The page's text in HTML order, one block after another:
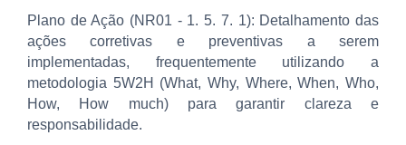
Plano de Ação (NR01 - 1. 5. 7. 1): Detalhamento das
ações corretivas e preventivas a serem
implementadas, frequentemente utilizando a
metodologia 5W2H (What, Why, Where, When, Who,
How, How much) para garantir clareza e
responsabilidade.